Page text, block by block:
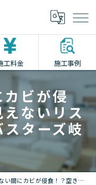
工料金 施工事例
カビが侵
ないリス
ターズ岐
が侵食！？空き家の見えないリスクと対策【カビバスターズ岐阜】